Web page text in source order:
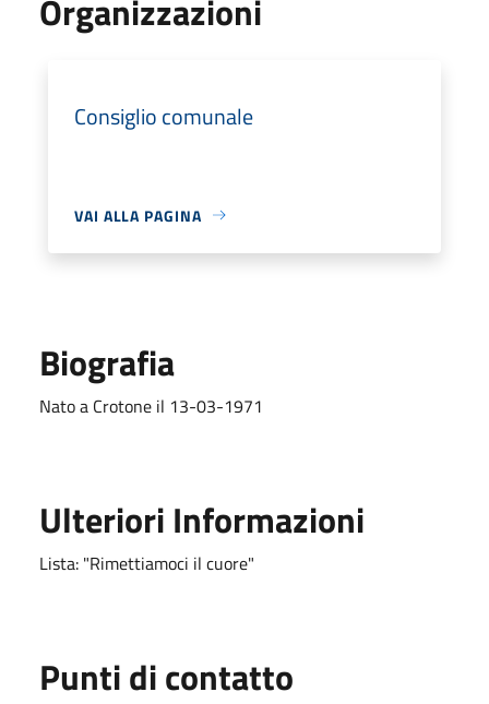
Organizzazioni
Consiglio comunale
VAI ALLA PAGINA
Biografia
Nato a Crotone il 13-03-1971
Ulteriori Informazioni
Lista: "Rimettiamoci il cuore"
Punti di contatto